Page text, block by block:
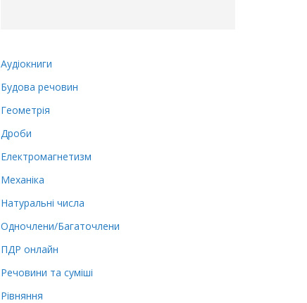
Аудіокниги
Будова речовин
Геометрія
Дроби
Електромагнетизм
Механіка
Натуральні числа
Одночлени/Багаточлени
ПДР онлайн
Речовини та суміші
Рівняння